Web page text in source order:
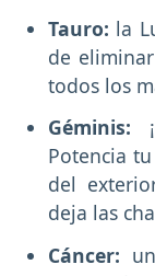
Tauro: la
de
todos los
Géminis:
Potencia
del
deja las
Cáncer: